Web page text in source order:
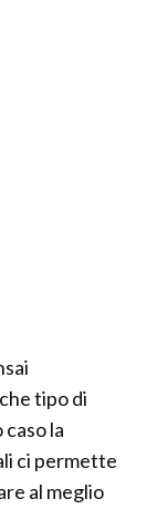
tipo di
la
ci permette
al meglio